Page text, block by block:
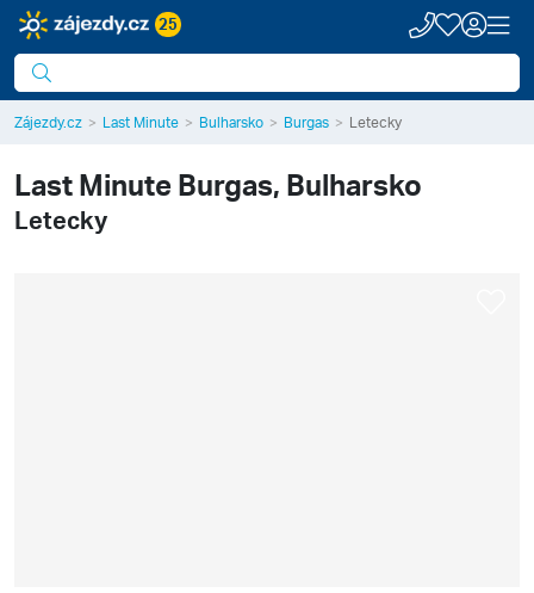
25
Zájezdy.cz Last Minute Bulharsko Burgas Letecky
Last MinuteBurgas, Bulharsko
Letecky